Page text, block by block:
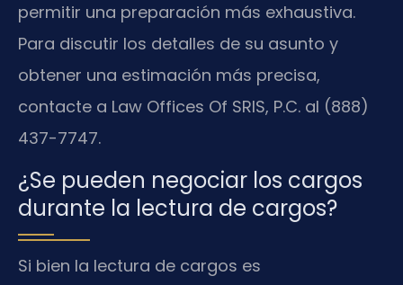
permitir una preparación más exhaustiva.
Para discutir los detalles de su asunto y
obtener una estimación más precisa,
contacte a Law Offices Of SRIS, P.C. al (888)
437-7747.
¿Se pueden negociar los cargos
durante la lectura de cargos?
Si bien la lectura de cargos es